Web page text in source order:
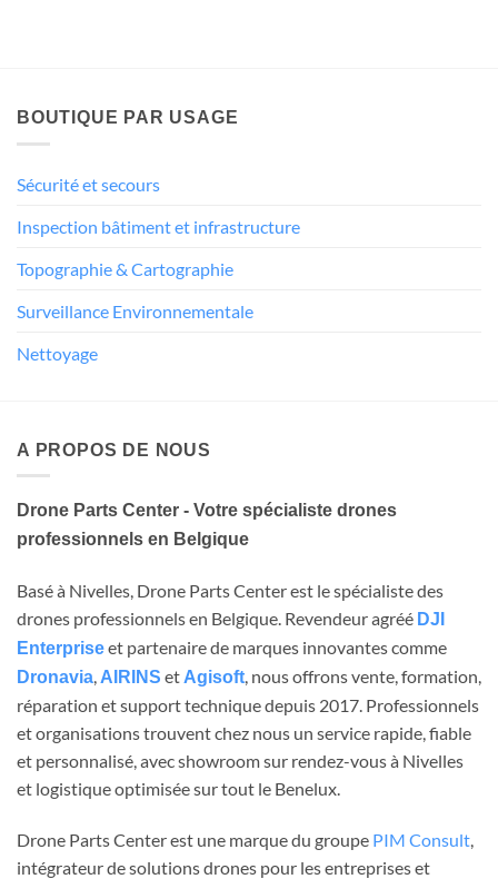
BOUTIQUE PAR USAGE
Sécurité et secours
Inspection bâtiment et infrastructure
Topographie & Cartographie
Surveillance Environnementale
Nettoyage
A PROPOS DE NOUS
Drone Parts Center - Votre spécialiste drones
professionnels en Belgique
Basé à Nivelles, Drone Parts Center est le spécialiste des
drones professionnels en Belgique. Revendeur agréé DJI
Enterpriseet partenaire de marques innovantes comme
Dronavia, AIRINS et Agisoft, nous offrons vente, formation,
réparation et support technique depuis 2017. Professionnels
et organisations trouvent chez nous un service rapide, fiable
et personnalisé, avec showroom sur rendez-vous à Nivelles
et logistique optimisée sur tout le Benelux.
Drone Parts Center est une marque du groupe PIM Consult
intégrateur de solutions drones pour les entreprises et